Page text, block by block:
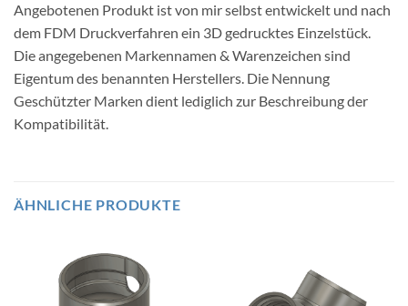
Angebotenen Produkt ist von mir selbst entwickelt und nach
dem FDM Druckverfahren ein 3D gedrucktes Einzelstück.
Die angegebenen Markennamen & Warenzeichen sind
Eigentum des benannten Herstellers. Die Nennung
Geschützter Marken dient lediglich zur Beschreibung der
Kompatibilität.
ÄHNLICHE PRODUKTE